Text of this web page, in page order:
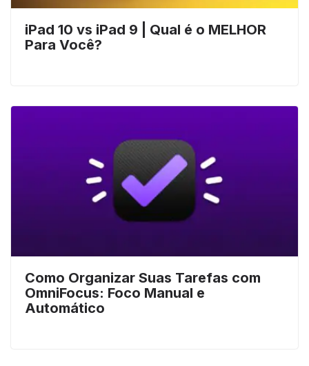
iPad 10 vs iPad 9 | Qual é o MELHOR
Para Você?
Como Organizar Suas Tarefas com
OmniFocus: Foco Manual e
Automático